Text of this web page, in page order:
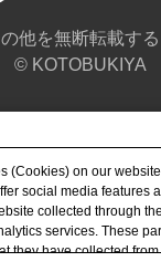
他を無断転載す
© KOTOBUKIYA
(Cookies) on our
social media features
collected through
services. These
they have collected